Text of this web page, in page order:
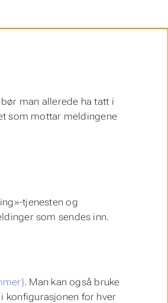
man allerede ha tatt i
som mottar meldingene
tjenesten og
som sendes inn.
. Man kan også bruke
konfigurasjonen for hver